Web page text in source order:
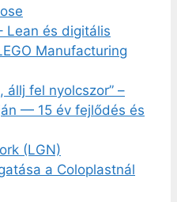
Lean és digitális
Manufacturing
állj fel nyolcszor” –
— 15 év fejlődés és
(LGN)
a Coloplastnál